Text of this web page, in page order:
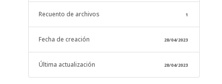
Recuento de archivos 1
Fecha de creación 28/04/2023
Última actualización 28/04/2023